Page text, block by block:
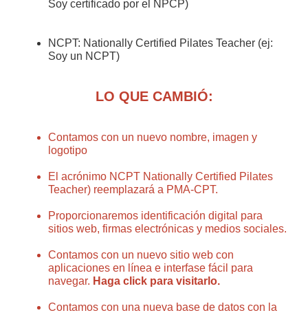
Soy certificado por el NPCP)
NCPT: Nationally Certified Pilates Teacher (ej:
Soy un NCPT)
LO QUE CAMBIÓ:
Contamos con un nuevo nombre, imagen y
logotipo
El acrónimo NCPT Nationally Certified Pilates
Teacher) reemplazará a PMA-CPT.
Proporcionaremos identificación digital para
sitios web, firmas electrónicas y medios sociales.
Contamos con un nuevo sitio web con
aplicaciones en línea e interfase fácil para
navegar. Haga click para visitarlo.
Contamos con una nueva base de datos con la